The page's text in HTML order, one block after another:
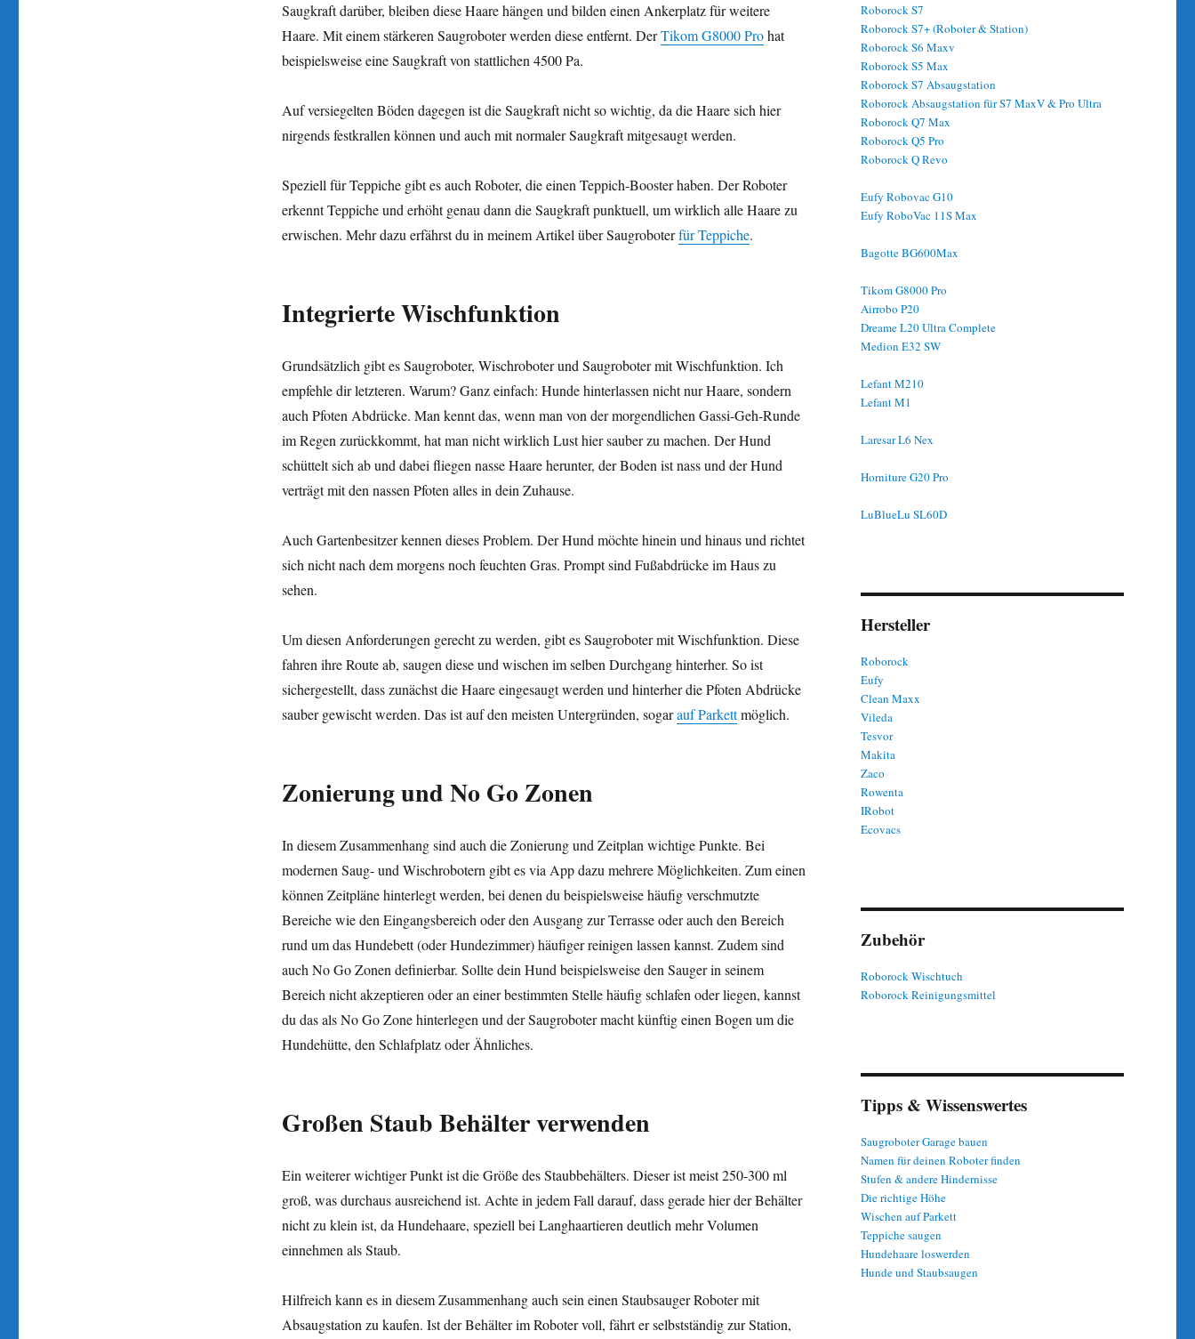
Saugkraft darüber, bleiben diese Haare hängen und bilden einen Ankerplatz für weitere
Haare. Mit einem stärkeren Saugroboter werden diese entfernt. DerTikom G8000 Prohat
beispielsweise eine Saugkraft von stattlichen 4500 Pa.
Auf versiegelten Böden dagegen ist die Saugkraft nicht so wichtig, da die Haare sich hier
nirgends festkrallen können und auch mit normaler Saugkraft mitgesaugt werden.
Speziell für Teppiche gibt es auch Roboter, die einen Teppich-Booster haben. Der Roboter
erkennt Teppiche und erhöht genau dann die Saugkraft punktuell, um wirklich alle Haare zu
erwischen. Mehr dazu erfährst du in meinem Artikel über Saugroboterfür Teppiche.
Integrierte Wischfunktion
Grundsätzlich gibt es Saugroboter, Wischroboter und Saugroboter mit Wischfunktion. Ich
empfehle dir letzteren. Warum? Ganz einfach: Hunde hinterlassen nicht nur Haare, sondern
auch Pfoten Abdrücke. Man kennt das, wenn man von der morgendlichen Gassi-Geh-Runde
im Regen zurückkommt, hat man nicht wirklich Lust hier sauber zu machen. Der Hund
schüttelt sich ab und dabei fliegen nasse Haare herunter, der Boden ist nass und der Hund
verträgt mit den nassen Pfoten alles in dein Zuhause.
Auch Gartenbesitzer kennen dieses Problem. Der Hund möchte hinein und hinaus und richtet
sich nicht nach dem morgens noch feuchten Gras. Prompt sind Fußabdrücke im Haus zu
sehen.
Um diesen Anforderungen gerecht zu werden, gibt es Saugroboter mit Wischfunktion. Diese
fahren ihre Route ab, saugen diese und wischen im selben Durchgang hinterher. So ist
sichergestellt, dass zunächst die Haare eingesaugt werden und hinterher die Pfoten Abdrücke
sauber gewischt werden. Das ist auf den meisten Untergründen, sogarauf Parkettmöglich.
Zonierung und No Go Zonen
In diesem Zusammenhang sind auch die Zonierung und Zeitplan wichtige Punkte. Bei
modernen Saug- und Wischrobotern gibt es via App dazu mehrere Möglichkeiten. Zum einen
können Zeitpläne hinterlegt werden, bei denen du beispielsweise häufig verschmutzte
Bereiche wie den Eingangsbereich oder den Ausgang zur Terrasse oder auch den Bereich
rund um das Hundebett (oder Hundezimmer) häufiger reinigen lassen kannst. Zudem sind
auch No Go Zonen definierbar. Sollte dein Hund beispielsweise den Sauger in seinem
Bereich nicht akzeptieren oder an einer bestimmten Stelle häufig schlafen oder liegen, kannst
du das als No Go Zone hinterlegen und der Saugroboter macht künftig einen Bogen um die
Hundehütte, den Schlafplatz oder Ähnliches.
Großen Staub Behälterverwenden
Ein weiterer wichtiger Punkt ist die Größe des Staubbehälters. Dieser ist meist 250-300 ml
groß, was durchaus ausreichend ist. Achte in jedem Fall darauf, dass gerade hier der Behälter
nicht zu klein ist, da Hundehaare, speziell bei Langhaartieren deutlich mehr Volumen
einnehmen als Staub.
Hilfreich kann es in diesem Zusammenhang auch sein einen Staubsauger Roboter mit
Absaugstation zu kaufen. Ist der Behälter im Roboter voll, fährt er selbstständig zur Station,
Roborock S7
Roborock S7+ (Roboter & Station)
Roborock S6 Maxv
Roborock S5 Max
Roborock S7 Absaugstation
Roborock Absaugstation für S7 MaxV & Pro Ultra
Roborock Q7 Max
Roborock Q5 Pro
Roborock Q Revo
Eufy Robovac G10
Eufy RoboVac 11S Max
Bagotte BG600Max
Tikom G8000 Pro
Airrobo P20
Dreame L20 Ultra Complete
Medion E32 SW
Lefant M210
Lefant M1
Laresar L6 Nex
Horniture G20 Pro
LuBlueLu SL60D
Hersteller
Roborock
Eufy
Clean Maxx
Vileda
Tesvor
Makita
Zaco
Rowenta
IRobot
Ecovacs
Zubehör
Roborock Wischtuch
Roborock Reinigungsmittel
Tipps & Wissenswertes
Saugroboter Garage bauen
Namen für deinen Roboter finden
Stufen & andere Hindernisse
Die richtige Höhe
Wischen auf Parkett
Teppiche saugen
Hundehaare loswerden
Hunde und Staubsaugen